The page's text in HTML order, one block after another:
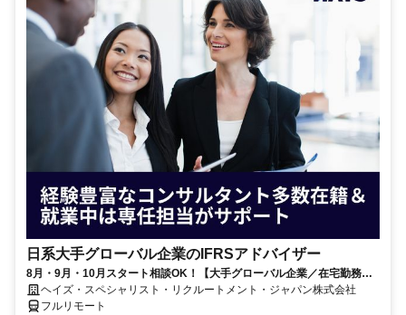
日系大手グローバル企業のIFRSアドバイザー
8月・9月・10月スタート相談OK！【大手グローバル企業／在宅勤務メ
イン／週1～2日勤務】IFRSアドバイザー
ヘイズ・スペシャリスト・リクルートメント・ジャパン株式会社
フルリモート